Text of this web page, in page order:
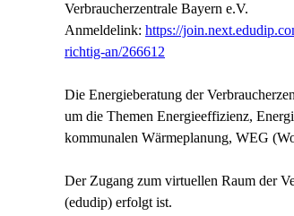
Verbraucherzentrale Bayern e.V.
Anmeldelink: https://
richtig-an/266612
Die Energieberatung der
um die Themen Energieeffizienz,
kommunalen Wärmeplanung, WEG
Der Zugang zum virtuellen Raum der
(edudip) erfolgt ist.